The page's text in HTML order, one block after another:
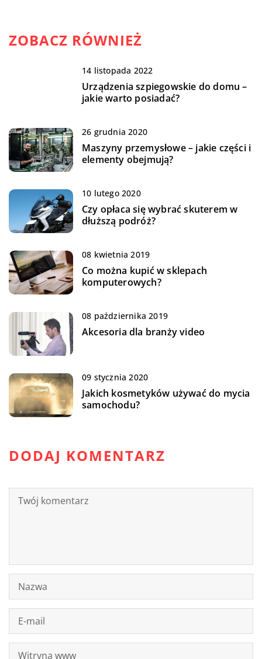
ZOBACZ RÓWNIEŻ
14 listopada 2022
Urządzenia szpiegowskie do domu –
jakie warto posiadać?
26 grudnia 2020
Maszyny przemysłowe – jakie części i
elementy obejmują?
10 lutego 2020
Czy opłaca się wybrać skuterem w
dłuższą podróż?
08 kwietnia 2019
Co można kupić w sklepach
komputerowych?
08 października 2019
Akcesoria dla branży video
09 stycznia 2020
Jakich kosmetyków używać do mycia
samochodu?
DODAJ KOMENTARZ